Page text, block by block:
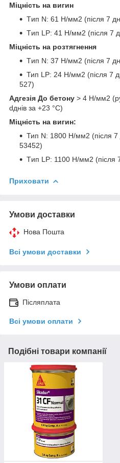
Міцність на вигин
Tип N: 61 Н/мм2 (після 7
Tип LP: 41 Н/мм2 (після 7
Міцність на розтягнення
Tип N: 37 Н/мм2 (після 7
Тип LP: 24 Н/мм2 (після 7
527)
Адгезія До бетону > 4 Н/мм2
dднів за +23 °C)
Міцність на вигин:
Тип N: 1800 Н/мм2 (після 7
53452)
Tип LP: 1100 Н/мм2 (після
Приховати
Умови доставки
Нова Пошта
Всі умови доставки
Умови оплати
Післяплата
Всі умови оплати
Подібні товари компанії